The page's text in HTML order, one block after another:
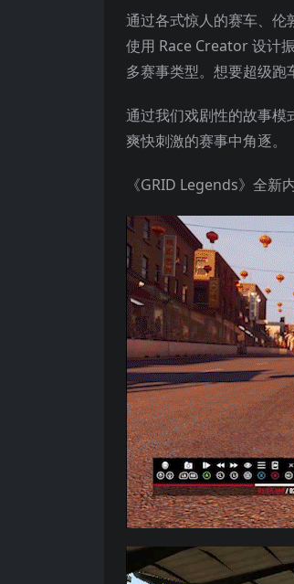
通过各式惊人的赛车、伦
使用 Race Creator 设计
多赛事类型。想要超级跑
通过我们戏剧性的故事模
爽快刺激的赛事中角逐。
《GRID Legends》全新